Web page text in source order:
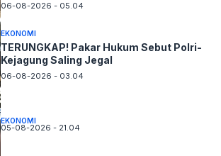
06-08-2026 - 05.04
EKONOMI
TERUNGKAP! Pakar Hukum Sebut Polri-
Kejagung Saling Jegal
06-08-2026 - 03.04
EKONOMI
05-08-2026 - 21.04